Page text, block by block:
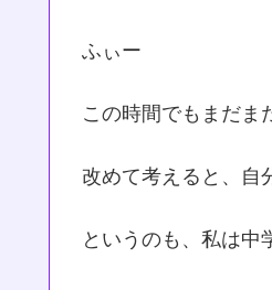
ふぃー
この時間でもまだま
改めて考えると、自
というのも、私は